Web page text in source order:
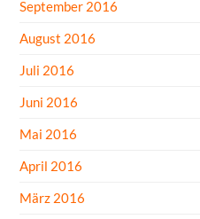
September 2016
August 2016
Juli 2016
Juni 2016
Mai 2016
April 2016
März 2016